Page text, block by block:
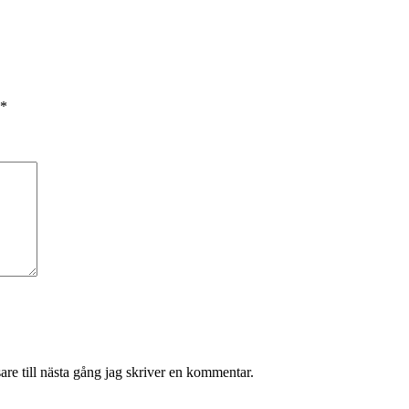
*
till nästa gång jag skriver en kommentar.